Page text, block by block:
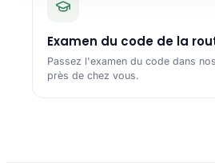
Examen du code de la
Passez l'examen du code dans
près de chez vous.